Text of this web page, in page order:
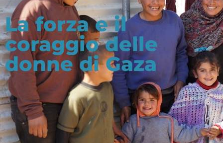
La forza e il
coraggio delle
donne di Gaza